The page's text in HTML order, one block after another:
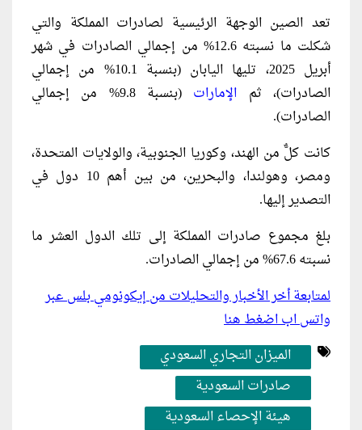
تعد الصين الوجهة الرئيسية لصادرات المملكة والتي
شكلت ما نسبته 12.6% من إجمالي الصادرات في شهر
أبريل 2025، تليها اليابان (بنسبة 10.1% من إجمالي
الصادرات)، ثم الإمارات
(بنسبة 9.8% من إجمالي
الصادرات).
كانت كلٌّ من الهند، وكوريا الجنوبية، والولايات المتحدة،
ومصر، وهولندا، والبحرين، من بين أهم 10 دول في
التصدير إليها.
بلغ مجموع صادرات المملكة إلى تلك الدول العشر ما
نسبته 67.6% من إجمالي الصادرات.
لمتابعة أخر الأخبار والتحليلات من إيكونومي بلس عبر
واتس اب اضغط هنا
الميزان التجاري السعودي
صادرات السعودية
هيئة الإحصاء السعودية